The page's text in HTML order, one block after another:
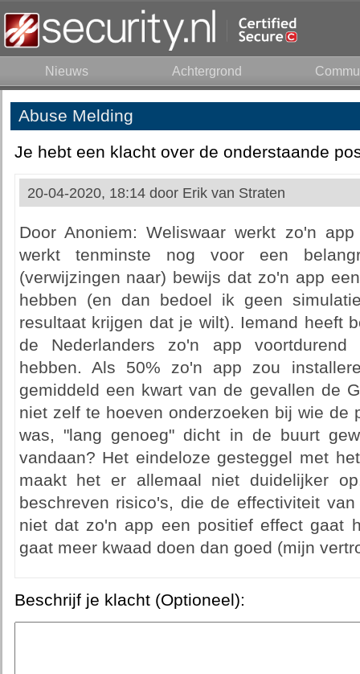
Nieuws Achtergrond
Abuse Melding
Je hebt een klacht over de onderstaande
20-04-2020, 18:14 door Erik van Straten
Door Anoniem: Weliswaar werkt zo'n
werkt tenminste nog voor een
(verwijzingen naar) bewijs dat zo'n app
hebben (en dan bedoel ik geen
resultaat krijgen dat je wilt). Iemand heeft
de Nederlanders zo'n app voortdurend
hebben. Als 50% zo'n app zou
gemiddeld een kwart van de gevallen de
niet zelf te hoeven onderzoeken bij wie de
was, "lang genoeg" dicht in de buurt
vandaan? Het eindeloze gesteggel met
maakt het er allemaal niet duidelijker
beschreven risico's, die de effectiviteit
niet dat zo'n app een positief effect gaat
gaat meer kwaad doen dan goed (mijn
Beschrijf je klacht (Optioneel):